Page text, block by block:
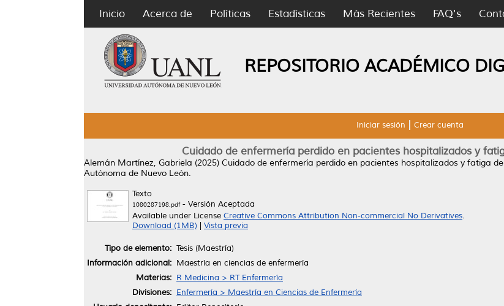
Inicio Acerca de Políticas Estadísticas Más Recientes FAQ's
REPOSITORIO ACADÉMICO
Iniciar sesión Crear cuenta
Cuidado de enfermería perdido en pacientes hospitalizados y
Alemán Martínez, Gabriela (2025) Cuidado de enfermería perdido en pacientes hospitalizados y fatiga
Autónoma de Nuevo León.
Texto
1080287198.pdf- Versión Aceptada
Available under License Creative Commons Attribution Non-commercial No Derivatives.
Download (1MB)
Vista previa
Tipo de elemento: Tesis (Maestría)
Información adicional: Maestría en ciencias de enfermería
Materias: R Medicina > RT Enfermería
Divisiones: Enfermería > Maestría en Ciencias de Enfermería